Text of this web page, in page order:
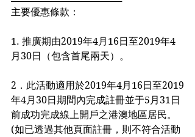
主要優惠條款：
1. 推廣期由2019年4月16日至2019年4
月30日（包含首尾兩天）。
2．此活動適用於2019年4月16日至2019
年4月30日期間內完成註冊並于5月31日
前成功完成線上開戶之港澳地區居民。
(如已透過其他頁面註冊，則不符合活動